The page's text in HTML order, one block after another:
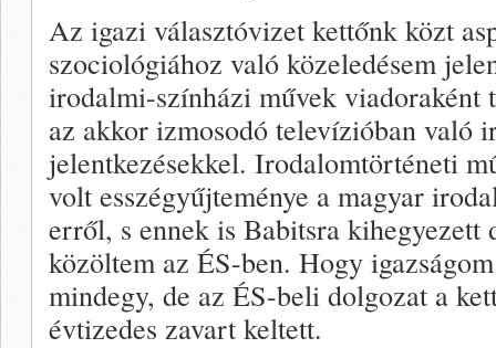
Az igazi választóvizet kettőnk közt
szociológiához való közeledésem
irodalmi-színházi művek viadoraként
az akkor izmosodó televízióban való
jelentkezésekkel. Irodalomtörténeti
volt esszégyűjteménye a magyar
erről, s ennek is Babitsra
közöltem az ÉS-ben. Hogy
mindegy, de az ÉS-beli dolgozat a
évtizedes zavart keltett.